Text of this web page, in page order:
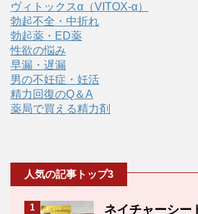
ヴィトックスα（VITOX-α）
勃起不全・中折れ
勃起薬・ED薬
性欲の悩み
早漏・遅漏
男の不妊症・妊活
精力回復のQ＆A
薬局で買える精力剤
人気の記事トップ3
1
ネイチャーシー